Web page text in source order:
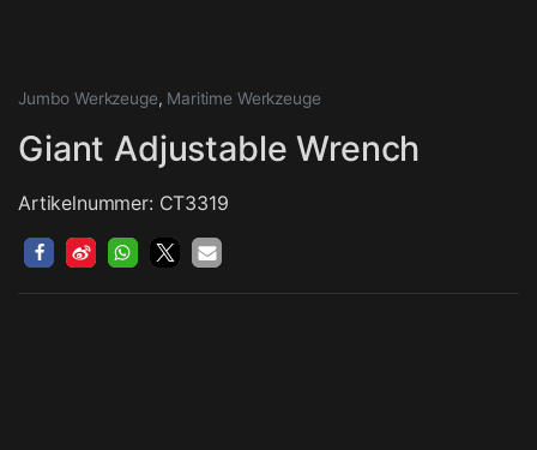
Jumbo Werkzeuge, Maritime Werkzeuge
Giant Adjustable Wrench
Artikelnummer: CT3319